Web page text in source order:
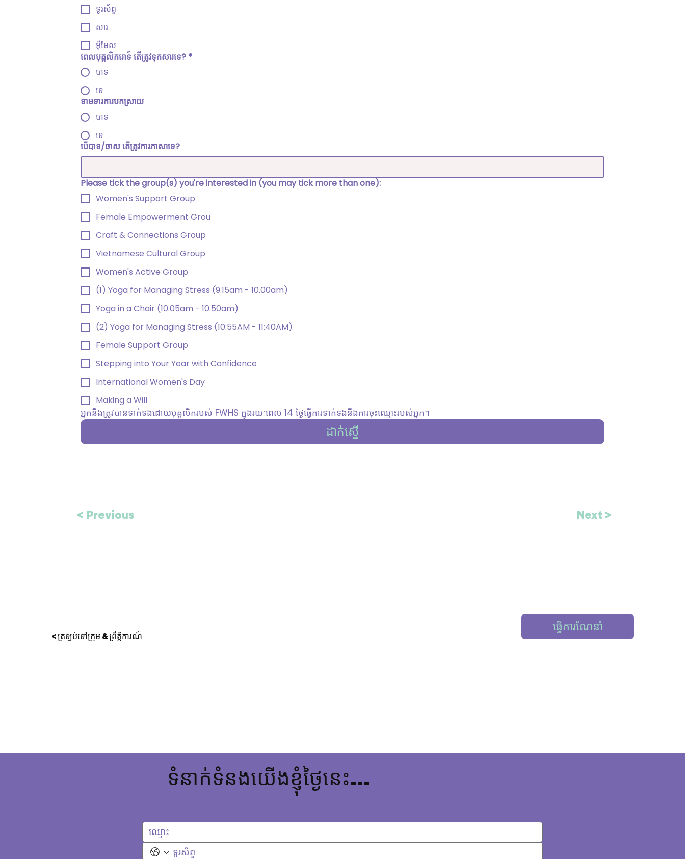
Next >
< Previous
ទូរស័ព្ទ
សារ
អ៊ីមែល
ពេល​បុគ្គលិក​រោទ៍ តើ​ត្រូវ​ទុក​សារ​ទេ? *
បាទ
ទេ
ទាមទារការបកស្រាយ
បាទ
ទេ
បើបាទ/ចាស តើត្រូវការភាសាទេ?
Please tick the group(s) you're interested in (you may tick more than one):
Women's Support Group
Female Empowerment Grou
Craft & Connections Group
Vietnamese Cultural Group
Women's Active Group
(1) Yoga for Managing Stress (9.15am - 10.00am)
Yoga in a Chair (10.05am - 10.50am)
(2) Yoga for Managing Stress (10:55AM - 11:40AM)
Female Support Group
Stepping into Your Year with Confidence
International Women's Day
Making a Will
អ្នកនឹងត្រូវបានទាក់ទងដោយបុគ្គលិករបស់ FWHS ក្នុងរយៈពេល 14 ថ្ងៃធ្វើការទាក់ទងនឹងការចុះឈ្មោះរបស់អ្នក។
ដាក់ស្នើ
ធ្វើការណែនាំ
< ត្រឡប់ទៅក្រុម & ព្រឹត្តិការណ៍
ទំនាក់ទំនងយើងខ្ញុំថ្ងៃនេះ...